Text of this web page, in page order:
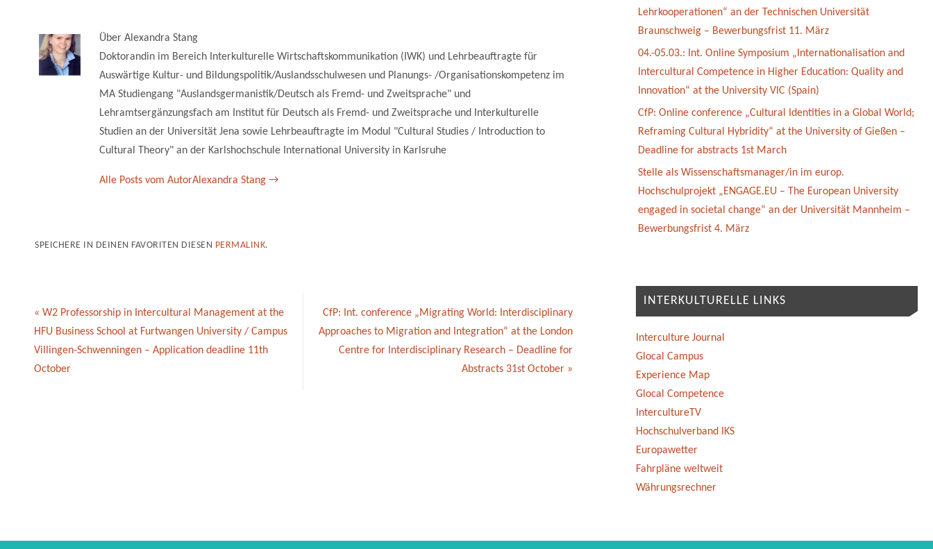
Über Alexandra Stang
Doktorandin im Bereich Interkulturelle Wirtschaftskommunikation (IWK) und Lehrbeauftragte für
Auswärtige Kultur- und Bildungspolitik/Auslandsschulwesen und Planungs- /Organisationskompetenz im
MA Studiengang "Auslandsgermanistik/Deutsch als Fremd- und Zweitsprache" und
Lehramtsergänzungsfach am Institut für Deutsch als Fremd- und Zweitsprache und Interkulturelle
Studien an der Universität Jena sowie Lehrbeauftragte im Modul "Cultural Studies / Introduction to
Cultural Theory" an der Karlshochschule International University in Karlsruhe
Alle Posts vom AutorAlexandra Stang →
SPEICHERE IN DEINEN FAVORITEN DIESEN PERMALINK.
« W2 Professorship in Intercultural Management at the
HFU Business School at Furtwangen University / Campus
Villingen-Schwenningen – Application deadline 11th
October
CfP: Int. conference „Migrating World: Interdisciplinary
Approaches to Migration and Integration“ at the London
Centre for Interdisciplinary Research – Deadline for
Abstracts 31st October »
Lehrkooperationen“ an der Technischen Universität
Braunschweig – Bewerbungsfrist 11. März
04.-05.03.: Int. Online Symposium „Internationalisation and
Intercultural Competence in Higher Education: Quality and
Innovation“ at the University VIC (Spain)
CfP: Online conference „Cultural Identities in a Global World;
Reframing Cultural Hybridity“ at the University of Gießen –
Deadline for abstracts 1st March
Stelle als Wissenschaftsmanager/in im europ.
Hochschulprojekt „ENGAGE.EU – The European University
engaged in societal change“ an der Universität Mannheim –
Bewerbungsfrist 4. März
INTERKULTURELLE LINKS
Interculture Journal
Glocal Campus
Experience Map
Glocal Competence
IntercultureTV
Hochschulverband IKS
Europawetter
Fahrpläne weltweit
Währungsrechner